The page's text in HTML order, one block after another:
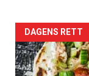
Artikler
detail
DAGENS RETT